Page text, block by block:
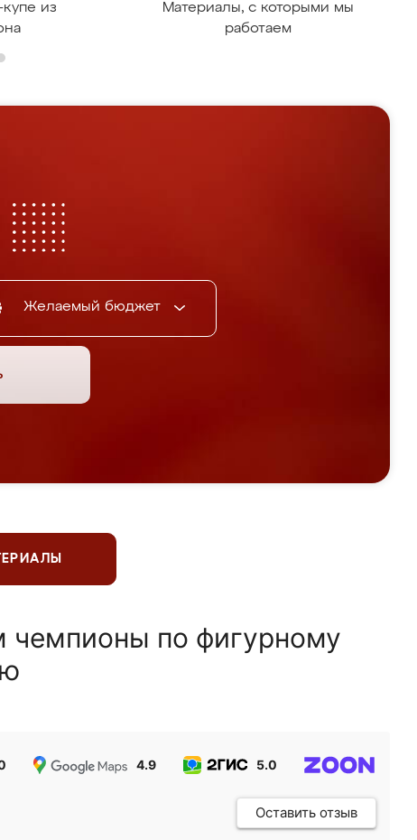
из
Материалы, с которыми мы
работаем
Желаемый бюджет
чемпионы по фигурному
4.9 5.0
Оставить отзыв